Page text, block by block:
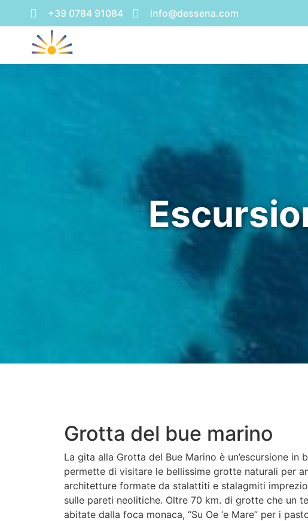
+39 0784 91084 info@dessena.com
Grotta del bue marino
La gita alla Grotta del Bue Marino è un’escursione in
permette di visitare le bellissime grotte naturali per
architetture formate da stalattiti e stalagmiti
sulle pareti neolitiche. Oltre 70 km. di grotte che un
abitate dalla foca monaca, “Su Oe ‘e Mare” per i